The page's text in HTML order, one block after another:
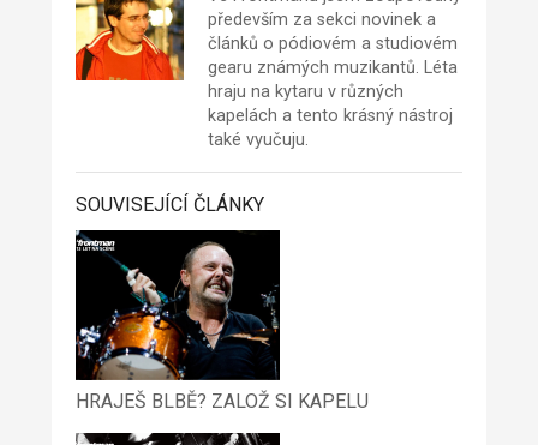
především za sekci novinek a
článků o pódiovém a studiovém
gearu známých muzikantů. Léta
hraju na kytaru v různých
kapelách a tento krásný nástroj
také vyučuju.
SOUVISEJÍCÍ ČLÁNKY
HRAJEŠ BLBĚ? ZALOŽ SI KAPELU